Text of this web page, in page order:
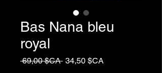
Bas Nana bleu
royal
69,00 $CA Prix
34,50 $CA